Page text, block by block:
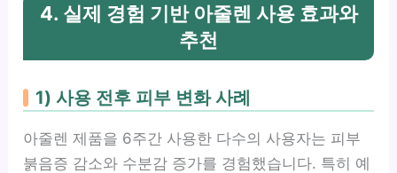
4. 실제 경험 기반 아줄렌 사용 효과와
추천
1) 사용 전후 피부 변화 사례
아줄렌 제품을 6주간 사용한 다수의 사용자는 피부
붉음증 감소와 수분감 증가를 경험했습니다. 특히 예